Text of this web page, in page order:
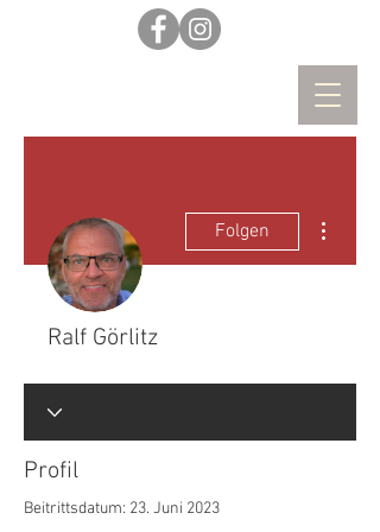
Folgen
Ralf Görlitz
Profil
Beitrittsdatum: 23. Juni 2023